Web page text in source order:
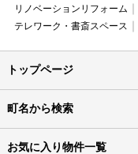
リノベーションリフォーム
テレワーク・書斎スペース
トップページ
町名から検索
お気に入り物件一覧